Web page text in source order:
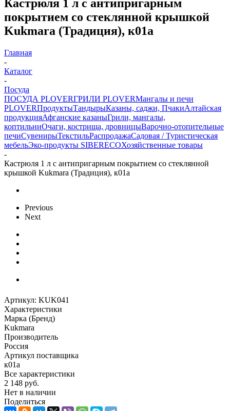
Кастрюля 1 л с антипригарным
покрытием со стеклянной крышкой
Kukmara (Традиция), к01а
Главная
-
Каталог
-
Посуда
ПОСУДА PLOVERГРИЛИ PLOVERМангалы и печи
PLOVERПродуктыТандырыКазаны, саджи, ПчакиАлтайская
продукцияАфганские казаныГрили, мангалы,
коптильниОчаги, кострища, дровницыВарочно-отопительные
печиСувенирыТекстильРаспродажаСадовая / Туристическая
мебельЭко-продукты SIBERECOХозяйственные товары
-
Кастрюля 1 л с антипригарным покрытием со стеклянной
крышкой Kukmara (Традиция), к01а
Previous
Next
Артикул: KUK041
Характеристики
Марка (Бренд)
Kukmara
Производитель
Россия
Артикул поставщика
к01а
Все характеристики
2 148 руб.
Нет в наличии
Поделиться